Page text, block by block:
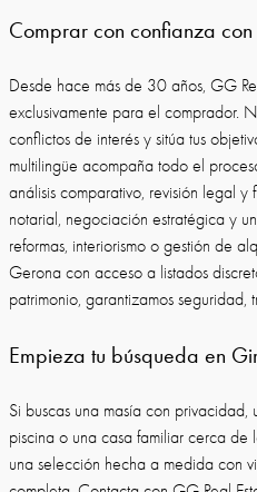
Comprar con confianza
Desde hace más de 30 años, GG
exclusivamente para el comprador.
conflictos de interés y sitúa tus
multilingüe acompaña todo el
análisis comparativo, revisión legal
notarial, negociación estratégica y
reformas, interiorismo o gestión de
Gerona con acceso a listados
patrimonio, garantizamos seguridad,
Empieza tu búsqueda en
Si buscas una masía con
piscina o una casa familiar cerca
una selección hecha a medida con